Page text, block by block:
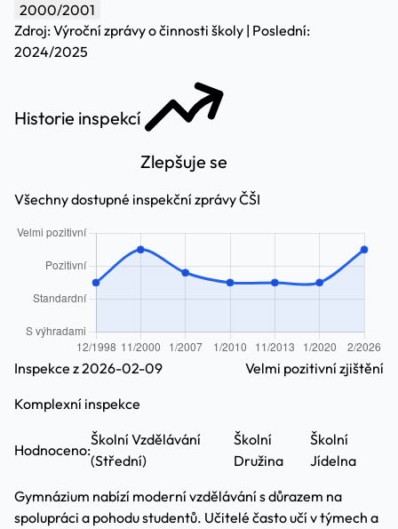
2000/2001
Zdroj: Výroční zprávy o činnosti školy | Poslední:
2024/2025
Historie inspekcí
Zlepšuje se
Všechny dostupné inspekční zprávy ČŠI
Inspekce z 2026-02-09
Komplexní inspekce
Velmi pozitivní zjištění
Hodnoceno:
Školní Vzdělávání
(Střední)
Školní
Družina
Školní
Jídelna
Gymnázium nabízí moderní vzdělávání s důrazem na
spolupráci a pohodu studentů. Učitelé často učí v týmech a